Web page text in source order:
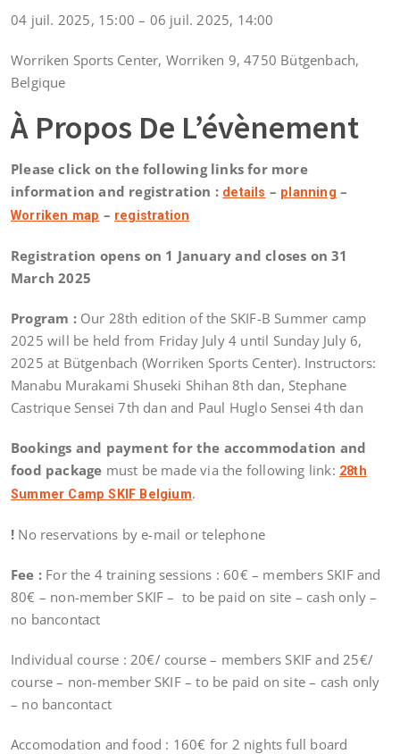
04 juil. 2025, 15:00 – 06 juil. 2025, 14:00
Worriken Sports Center, Worriken 9, 4750 Bütgenbach,
Belgique
À Propos De L’évènement
Please click on the following links for more
information and registration : details – planning –
Worriken map – registration
Registration opens on 1 January and closes on 31
March 2025
Program : Our 28th edition of the SKIF-B Summer camp
2025 will be held from Friday July 4 until Sunday July 6,
2025 at Bütgenbach (Worriken Sports Center). Instructors:
Manabu Murakami Shuseki Shihan 8th dan, Stephane
Castrique Sensei 7th dan and Paul Huglo Sensei 4th dan
Bookings and payment for the accommodation and
food package must be made via the following link: 28th
Summer Camp SKIF Belgium.
! No reservations by e-mail or telephone
Fee : For the 4 training sessions : 60€ – members SKIF and
80€ – non-member SKIF – to be paid on site – cash only –
no bancontact
Individual course : 20€/ course – members SKIF and 25€/
course – non-member SKIF – to be paid on site – cash only
– no bancontact
Accomodation and food : 160€ for 2 nights full board